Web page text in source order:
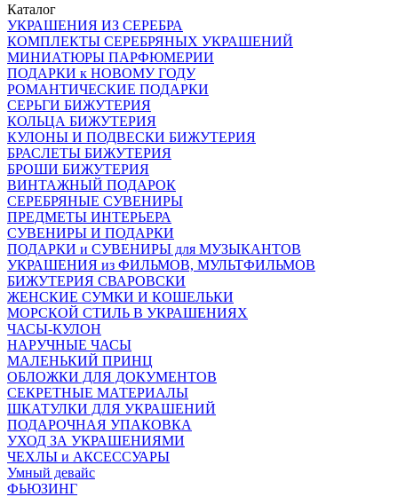
Каталог
УКРАШЕНИЯ ИЗ СЕРЕБРА
КОМПЛЕКТЫ СЕРЕБРЯНЫХ УКРАШЕНИЙ
МИНИАТЮРЫ ПАРФЮМЕРИИ
ПОДАРКИ к НОВОМУ ГОДУ
РОМАНТИЧЕСКИЕ ПОДАРКИ
СЕРЬГИ БИЖУТЕРИЯ
КОЛЬЦА БИЖУТЕРИЯ
КУЛОНЫ И ПОДВЕСКИ БИЖУТЕРИЯ
БРАСЛЕТЫ БИЖУТЕРИЯ
БРОШИ БИЖУТЕРИЯ
ВИНТАЖНЫЙ ПОДАРОК
СЕРЕБРЯНЫЕ СУВЕНИРЫ
ПРЕДМЕТЫ ИНТЕРЬЕРА
СУВЕНИРЫ И ПОДАРКИ
ПОДАРКИ и СУВЕНИРЫ для МУЗЫКАНТОВ
УКРАШЕНИЯ из ФИЛЬМОВ, МУЛЬТФИЛЬМОВ
БИЖУТЕРИЯ СВАРОВСКИ
ЖЕНСКИЕ СУМКИ И КОШЕЛЬКИ
МОРСКОЙ СТИЛЬ В УКРАШЕНИЯХ
ЧАСЫ-КУЛОН
НАРУЧНЫЕ ЧАСЫ
МАЛЕНЬКИЙ ПРИНЦ
ОБЛОЖКИ ДЛЯ ДОКУМЕНТОВ
СЕКРЕТНЫЕ МАТЕРИАЛЫ
ШКАТУЛКИ ДЛЯ УКРАШЕНИЙ
ПОДАРОЧНАЯ УПАКОВКА
УХОД ЗА УКРАШЕНИЯМИ
ЧEХЛЫ и АКСЕССУАРЫ
Умный девайс
ФЬЮЗИНГ